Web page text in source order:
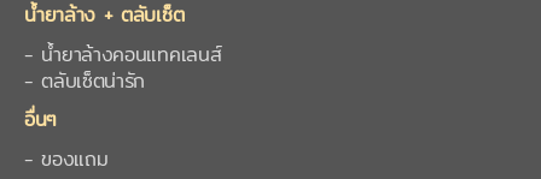
น้ำยาล้าง + ตลับเซ็ต
- น้ำยาล้างคอนแทคเลนส์
- ตลับเซ็ตน่ารัก
อื่นๆ
- ของแถม